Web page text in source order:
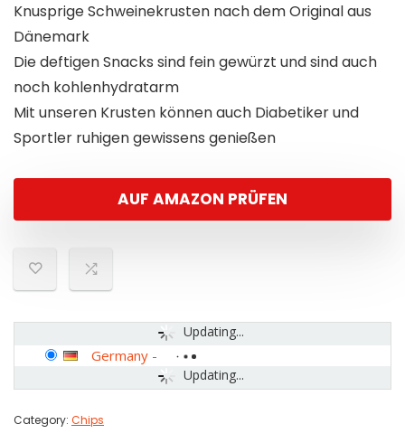
Knusprige Schweinekrusten nach dem Original aus
Dänemark
Die deftigen Snacks sind fein gewürzt und sind auch
noch kohlenhydratarm
Mit unseren Krusten können auch Diabetiker und
Sportler ruhigen gewissens genießen
AUF AMAZON PRÜFEN
Updating...
Updating...
Germany -
Category: Chips